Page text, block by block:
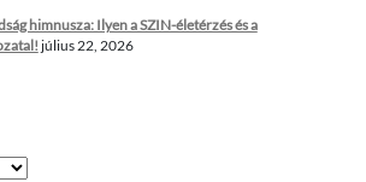
himnusza: Ilyen a SZIN-életérzés és a
július 22, 2026